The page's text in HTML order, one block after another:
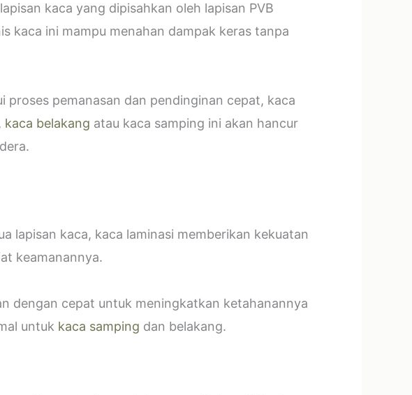
kaca yang dipisahkan oleh lapisan PVB
kaca ini mampu menahan dampak keras tanpa
pemanasan dan pendinginan cepat, kaca
kaca belakang atau kaca samping ini akan hancur
lapisan kaca, kaca laminasi memberikan kekuatan
keamanannya.
dengan cepat untuk meningkatkan ketahanannya
untuk kaca samping dan belakang.